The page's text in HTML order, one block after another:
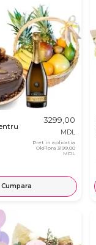
3299,00
MDL
Pret in aplicatia
OkFlora 3199,00
MDL
Cumpara